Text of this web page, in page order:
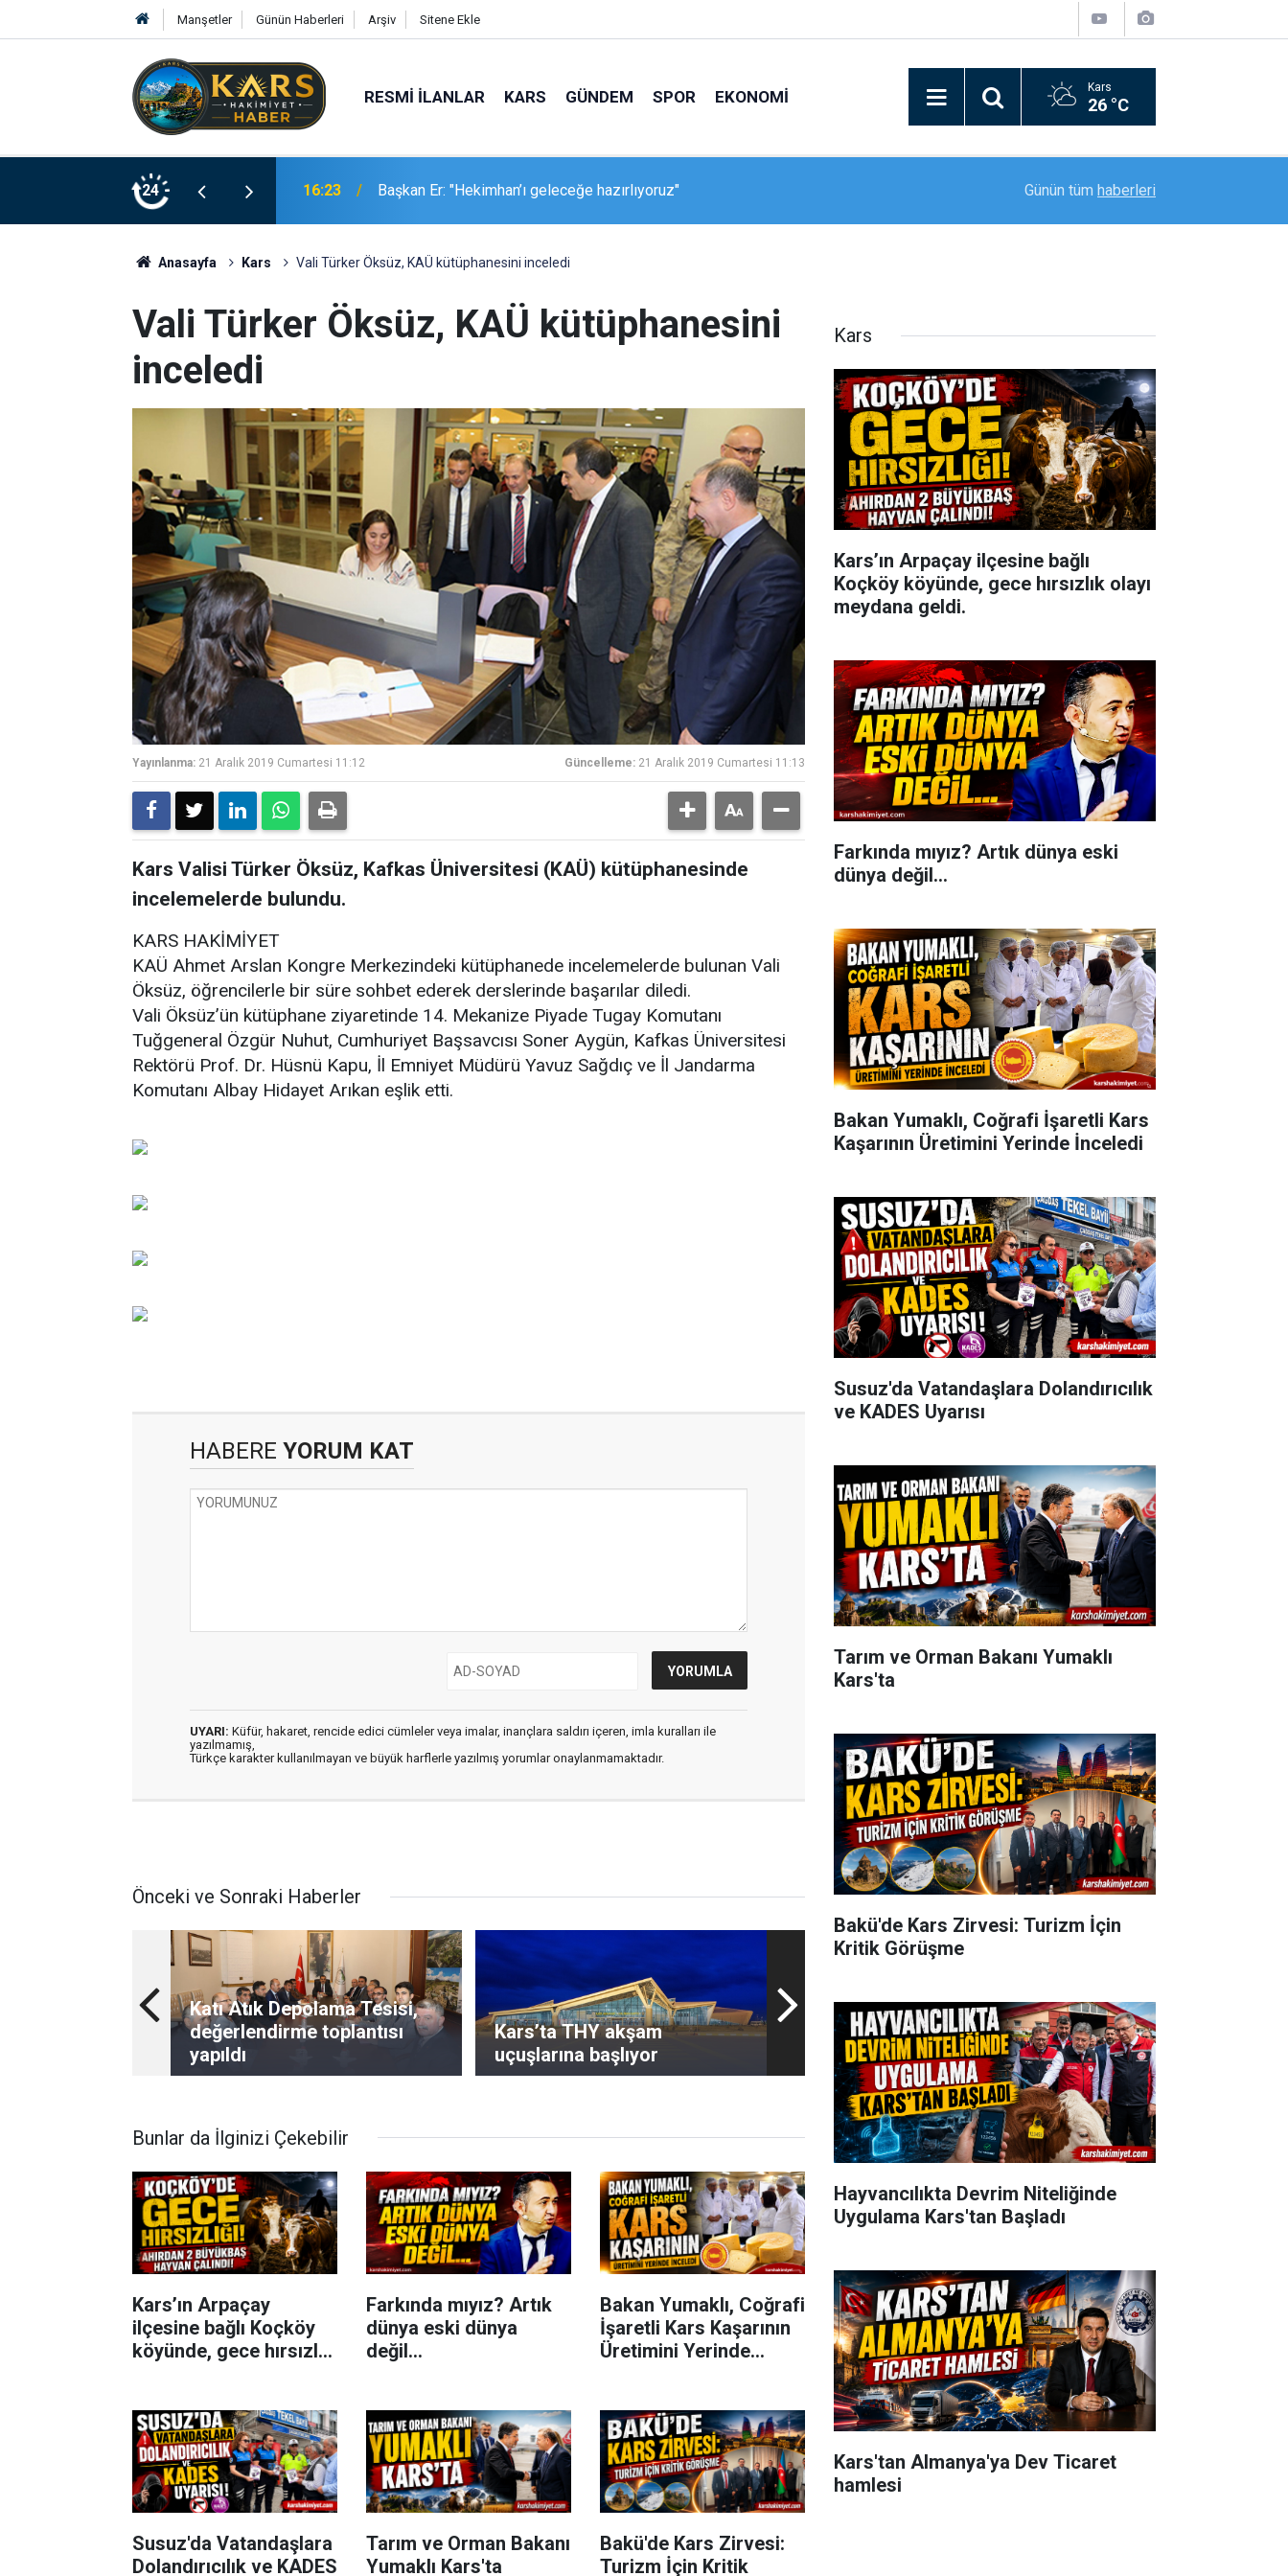
Manşetler Günün Haberleri Arşiv Sitene Ekle
RESMI İLANLAR KARS GÜNDEM SPOR EKONOMI Kars
26 °C
24 16:23
Başkan Er: "Hekimhan’ı geleceğe hazırlıyoruz"
Ağrılı öğrenci Kur’an-ı Kerim’i Güzel Okuma
Günün tüm haberleri
Anasayfa Kars Vali Türker Öksüz, KAÜ kütüphanesini inceledi
Vali Türker Öksüz, KAÜ kütüphanesini
inceledi
Yayınlanma: 21 Aralık 2019 Cumartesi 11:12 Güncelleme: 21 Aralık 2019 Cumartesi 11:13
Kars Valisi Türker Öksüz, Kafkas Üniversitesi (KAÜ) kütüphanesinde
incelemelerde bulundu.
KARS HAKİMİYET
KAÜ Ahmet Arslan Kongre Merkezindeki kütüphanede incelemelerde bulunan Vali
Öksüz, öğrencilerle bir süre sohbet ederek derslerinde başarılar diledi.
Vali Öksüz’ün kütüphane ziyaretinde 14. Mekanize Piyade Tugay Komutanı
Tuğgeneral Özgür Nuhut, Cumhuriyet Başsavcısı Soner Aygün, Kafkas Üniversitesi
Rektörü Prof. Dr. Hüsnü Kapu, İl Emniyet Müdürü Yavuz Sağdıç ve İl Jandarma
Komutanı Albay Hidayet Arıkan eşlik etti.
HABERE YORUM KAT
UYARI: Küfür, hakaret, rencide edici cümleler veya imalar, inançlara saldırı içeren, imla kuralları ile
yazılmamış,
Türkçe karakter kullanılmayan ve büyük harflerle yazılmış yorumlar onaylanmamaktadır.
Önceki ve Sonraki Haberler
Katı Atık Depolama Tesisi,
değerlendirme toplantısı
yapıldı
Kars’ta THY akşam
uçuşlarına başlıyor
Bunlar da İlginizi Çekebilir
Kars’ın Arpaçay
ilçesine bağlı Koçköy
köyünde, gece hırsızlık
Farkında mıyız? Artık
dünya eski dünya
değil...
Bakan Yumaklı, Coğrafi
İşaretli Kars Kaşarının
Üretimini Yerinde
Susuz'da Vatandaşlara
Dolandırıcılık ve KADES
Tarım ve Orman Bakanı
Yumaklı Kars'ta
Bakü'de Kars Zirvesi:
Turizm İçin Kritik
Kars
Kars’ın Arpaçay ilçesine bağlı
Koçköy köyünde, gece hırsızlık olayı
meydana geldi.
Farkında mıyız? Artık dünya eski
dünya değil...
Bakan Yumaklı, Coğrafi İşaretli Kars
Kaşarının Üretimini Yerinde İnceledi
Susuz'da Vatandaşlara Dolandırıcılık
ve KADES Uyarısı
Tarım ve Orman Bakanı Yumaklı
Kars'ta
Bakü'de Kars Zirvesi: Turizm İçin
Kritik Görüşme
Hayvancılıkta Devrim Niteliğinde
Uygulama Kars'tan Başladı
Kars'tan Almanya'ya Dev Ticaret
hamlesi